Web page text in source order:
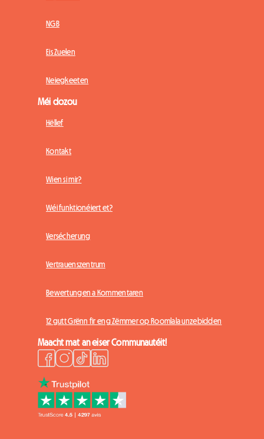
NGB
Eis Zuelen
Neiegkeeten
Méi dozou
Hëllef
Kontakt
Wien si mir?
Wéi funktionéiert et?
Versécherung
Vertrauenszentrum
Bewertungen a Kommentaren
12 gutt Grënn fir eng Zëmmer op Roomlala unzebidden
Maacht mat an eiser Communautéit!